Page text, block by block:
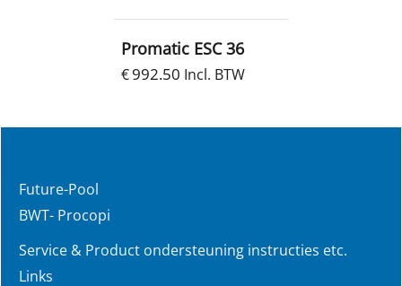
Promatic ESC 36
€992.50 Incl. BTW
Future-Pool
BWT- Procopi
Service & Product ondersteuning instructies etc.
Links